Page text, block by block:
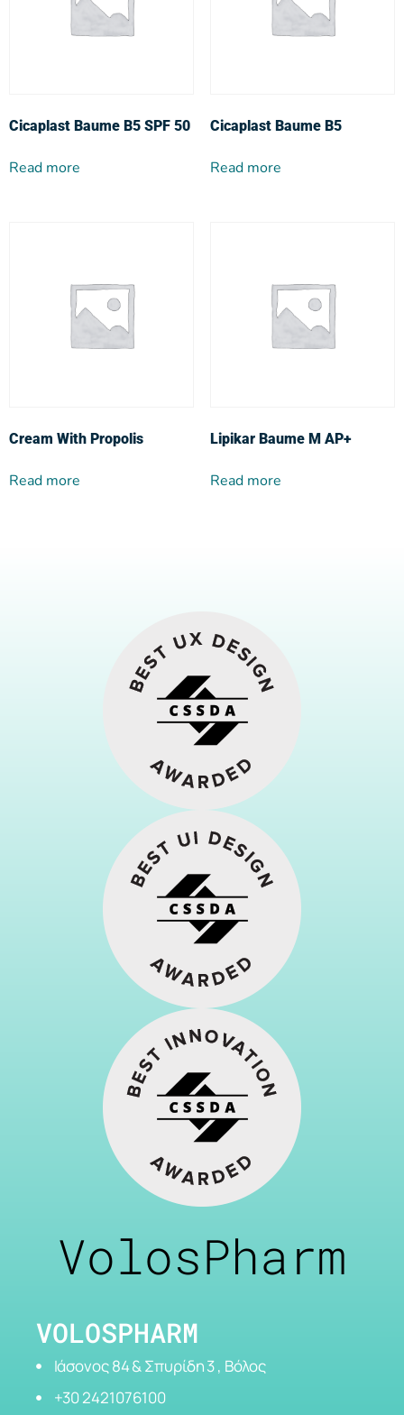
Cicaplast Baume B5 SPF 50
Read more
Cicaplast Baume B5
Read more
Cream With Propolis
Read more
Lipikar Baume M AP+
Read more
VolosPharm
VOLOSPHARM
Ιάσονος 84 & Σπυρίδη 3 , Βόλος
+30 2421076100